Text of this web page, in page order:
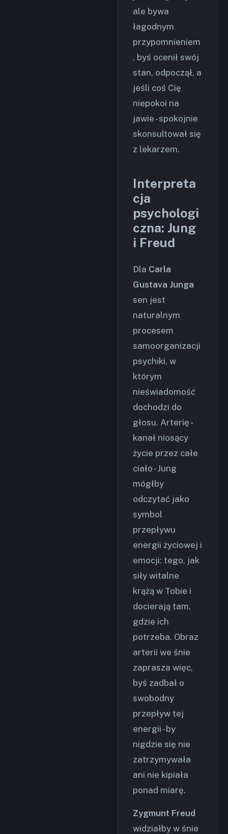
ale bywa
łagodnym
przypomnieniem
, byś ocenił swój
stan, odpoczął, a
jeśli coś Cię
niepokoi na
jawie - spokojnie
skonsultował się
z lekarzem.
Interpreta
cja
psychologi
czna: Jung
i Freud
Dla Carla
Gustava Junga
sen jest
naturalnym
procesem
samoorganizacji
psychiki, w
którym
nieświadomość
dochodzi do
głosu. Arterię -
kanał niosący
życie przez całe
ciało - Jung
mógłby
odczytać jako
symbol
przepływu
energii życiowej i
emocji: tego, jak
siły witalne
krążą w Tobie i
docierają tam,
gdzie ich
potrzeba. Obraz
arterii we śnie
zaprasza więc,
byś zadbał o
swobodny
przepływ tej
energii - by
nigdzie się nie
zatrzymywała
ani nie kipiała
ponad miarę.
Zygmunt Freud
widziałby w śnie